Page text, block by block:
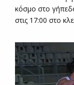
κόσμο στο
στις 17:00 στο